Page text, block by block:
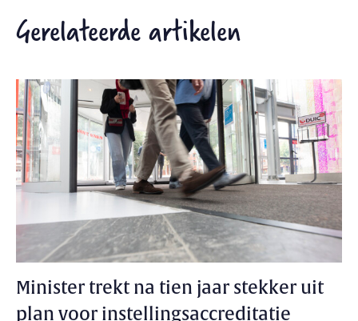
Gerelateerde artikelen
Minister trekt na tien jaar stekker uit
plan voor instellingsaccreditatie